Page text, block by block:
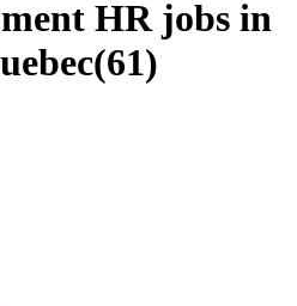
HR jobs in
(61)